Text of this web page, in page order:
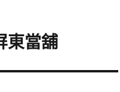
東當舖